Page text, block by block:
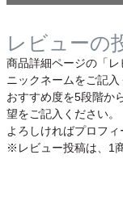
レビューの
商品詳細ページの「レ
ニックネームをご記入
おすすめ度を5段階か
望をご記入ください。
よろしければプロフィ
※レビュー投稿は、1